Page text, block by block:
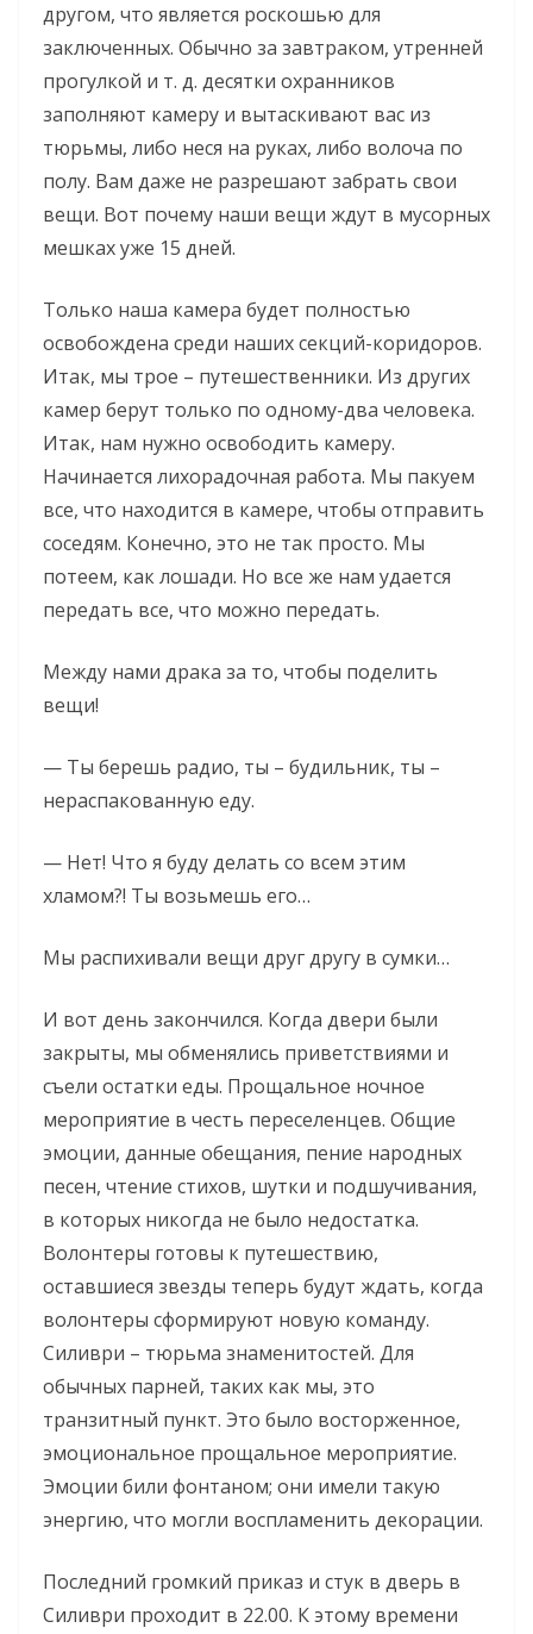
другом, что является роскошью для
заключенных. Обычно за завтраком, утренней
прогулкой и т. д. десятки охранников
заполняют камеру и вытаскивают вас из
тюрьмы, либо неся на руках, либо волоча по
полу. Вам даже не разрешают забрать свои
вещи. Вот почему наши вещи ждут в мусорных
мешках уже 15 дней.
Только наша камера будет полностью
освобождена среди наших секций-коридоров.
Итак, мы трое – путешественники. Из других
камер берут только по одному-два человека.
Итак, нам нужно освободить камеру.
Начинается лихорадочная работа. Мы пакуем
все, что находится в камере, чтобы отправить
соседям. Конечно, это не так просто. Мы
потеем, как лошади. Но все же нам удается
передать все, что можно передать.
Между нами драка за то, чтобы поделить
вещи!
— Ты берешь радио, ты – будильник, ты –
нераспакованную еду.
— Нет! Что я буду делать со всем этим
хламом?! Ты возьмешь его…
Мы распихивали вещи друг другу в сумки…
И вот день закончился. Когда двери были
закрыты, мы обменялись приветствиями и
съели остатки еды. Прощальное ночное
мероприятие в честь переселенцев. Общие
эмоции, данные обещания, пение народных
песен, чтение стихов, шутки и подшучивания,
в которых никогда не было недостатка.
Волонтеры готовы к путешествию,
оставшиеся звезды теперь будут ждать, когда
волонтеры сформируют новую команду.
Силиври – тюрьма знаменитостей. Для
обычных парней, таких как мы, это
транзитный пункт. Это было восторженное,
эмоциональное прощальное мероприятие.
Эмоции били фонтаном; они имели такую
энергию, что могли воспламенить декорации.
Последний громкий приказ и стук в дверь в
Силиври проходит в 22.00. К этому времени